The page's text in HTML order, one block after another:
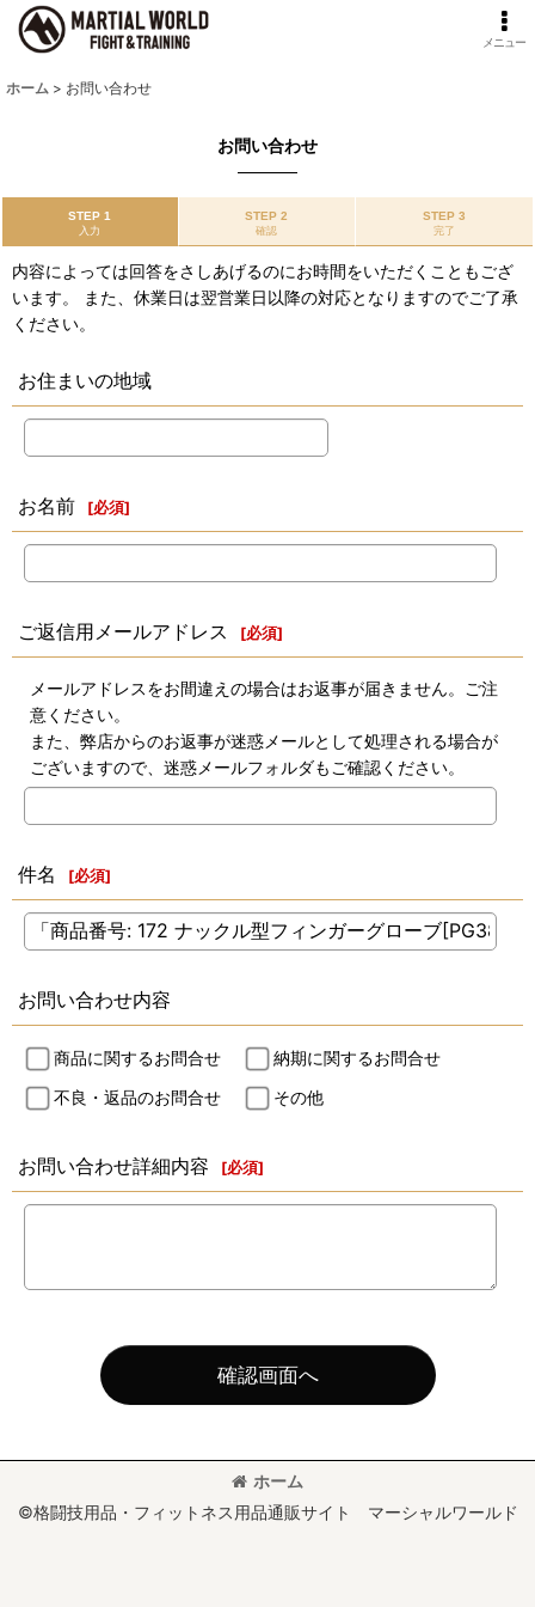
メニュー
ホーム > お問い合わせ
お問い合わせ
STEP 1
入力
STEP 2
確認
STEP 3
完了
内容によっては回答をさしあげるのにお時間をいただくこともござ
います。 また、休業日は翌営業日以降の対応となりますのでご了承
ください。
お住まいの地域
お名前 [必須]
ご返信用メールアドレス [必須]
メールアドレスをお間違えの場合はお返事が届きません。ご注
意ください。
また、弊店からのお返事が迷惑メールとして処理される場合が
ございますので、迷惑メールフォルダもご確認ください。
件名 [必須]
お問い合わせ内容
商品に関するお問合せ
納期に関するお問合せ
不良・返品のお問合せ
その他
お問い合わせ詳細内容 [必須]
確認画面へ
ホーム
©格闘技用品・フィットネス用品通販サイト マーシャルワールド